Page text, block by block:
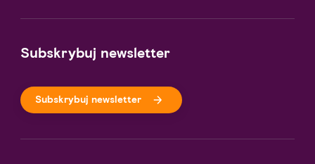
Subskrybuj newsletter
Subskrybuj newsletter